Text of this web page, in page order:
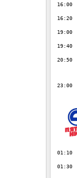
16:00
16:20
19:00
19:40
20:50
23:00
01:10
01:30